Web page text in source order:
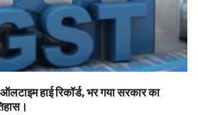
हाई रिकॉर्ड, भर गया सरकार का